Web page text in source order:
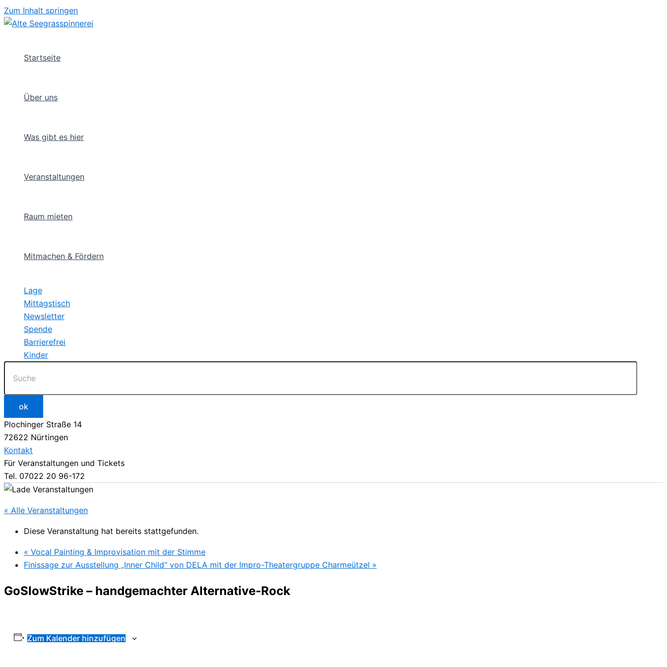
Zum Inhalt springen
Startseite
Über uns
Was gibt es hier
Veranstaltungen
Raum mieten
Mitmachen & Fördern
Lage
Mittagstisch
Newsletter
Spende
Barrierefrei
Kinder
Plochinger Straße 14
72622 Nürtingen
Kontakt
Für Veranstaltungen und Tickets
Tel. 07022 20 96-172
« Alle Veranstaltungen
Diese Veranstaltung hat bereits stattgefunden.
« Vocal Painting & Improvisation mit der Stimme
Finissage zur Ausstellung „Inner Child“ von DELA mit der Impro-Theatergruppe Charmeützel »
GoSlowStrike – handgemachter Alternative-Rock
Zum Kalender hinzufügen